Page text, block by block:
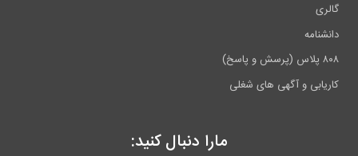
گالری
دانشنامه
۸۰۸ پلاس (پرسش و پاسخ)
کاریابی و آگهی های شغلی
مارا دنبال کنید: